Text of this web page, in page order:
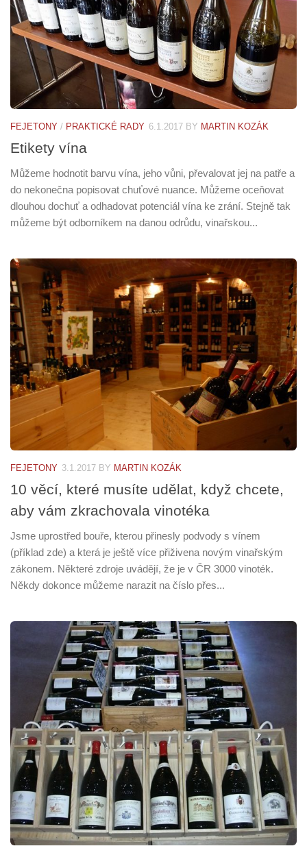
FEJETONY / PRAKTICKÉ RADY 6.1.2017 BY MARTIN KOZÁK
Etikety vína
Můžeme hodnotit barvu vína, jeho vůni, převalovat jej na patře a
do nekonečna popisovat chuťové nuance. Můžeme oceňovat
dlouhou dochuť a odhadovat potenciál vína ke zrání. Stejně tak
můžeme být odborníkem na danou odrůdu, vinařskou...
FEJETONY 3.1.2017 BY MARTIN KOZÁK
10 věcí, které musíte udělat, když chcete,
aby vám zkrachovala vinotéka
Jsme uprostřed bouře, kterou přinesly podvody s vínem
(příklad zde) a která je ještě více přiživena novým vinařským
zákonem. Některé zdroje uvádějí, že je v ČR 3000 vinoték.
Někdy dokonce můžeme narazit na číslo přes...